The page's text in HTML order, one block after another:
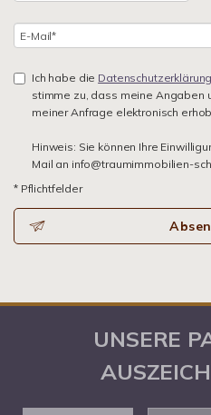
Ich habe die Datenschutzerklärung
stimme zu, dass meine Angaben
meiner Anfrage elektronisch
Hinweis: Sie können Ihre
Mail an info@traumimmobilien-
* Pflichtfelder
UNSERE